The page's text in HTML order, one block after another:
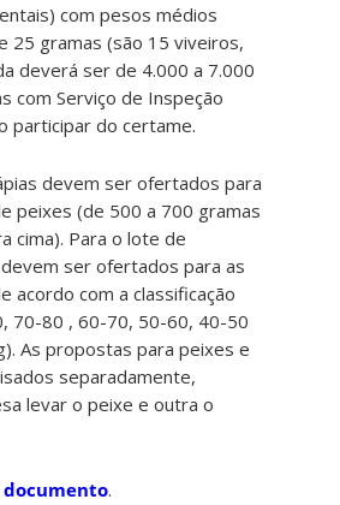
com pesos médios
25 gramas (são 15 viveiros,
deverá ser de 4.000 a 7.000
com Serviço de Inspeção
participar do certame.
devem ser ofertados para
peixes (de 500 a 700 gramas
cima). Para o lote de
ser ofertados para as
acordo com a classificação
70-80 , 60-70, 50-60, 40-50
As propostas para peixes e
separadamente,
levar o peixe e outra o
documento.